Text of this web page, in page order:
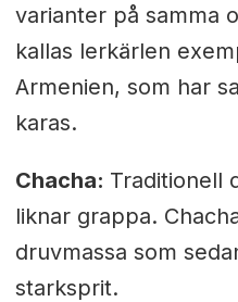
varianter på samma
kallas lerkärlen
Armenien, som har
karas.
Chacha: Traditionell
liknar grappa.
druvmassa som
starksprit.